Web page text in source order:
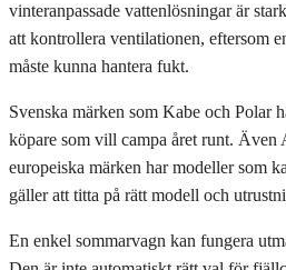
vinteranpassade vattenlösningar är
att kontrollera ventilationen, eftersom
måste kunna hantera fukt.
Svenska märken som Kabe och Polar
köpare som vill campa året runt. Även
europeiska märken har modeller som
gäller att titta på rätt modell och
En enkel sommarvagn kan fungera